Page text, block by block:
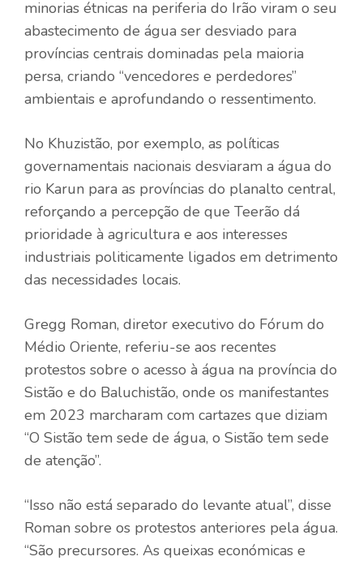
minorias étnicas na periferia do Irão viram o seu
abastecimento de água ser desviado para
províncias centrais dominadas pela maioria
persa, criando “vencedores e perdedores”
ambientais e aprofundando o ressentimento.
No Khuzistão, por exemplo, as políticas
governamentais nacionais desviaram a água do
rio Karun para as províncias do planalto central,
reforçando a percepção de que Teerão dá
prioridade à agricultura e aos interesses
industriais politicamente ligados em detrimento
das necessidades locais.
Gregg Roman, diretor executivo do Fórum do
Médio Oriente, referiu-se aos recentes
protestos sobre o acesso à água na província do
Sistão e do Baluchistão, onde os manifestantes
em 2023 marcharam com cartazes que diziam
“O Sistão tem sede de água, o Sistão tem sede
de atenção”.
“Isso não está separado do levante atual”, disse
Roman sobre os protestos anteriores pela água.
“São precursores. As queixas económicas e